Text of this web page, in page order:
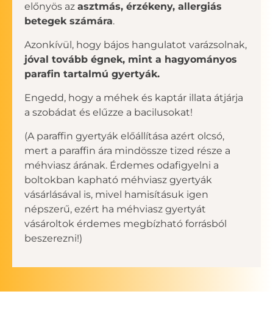
előnyös az asztmás, érzékeny, allergiás
betegek számára.
Azonkívül, hogy bájos hangulatot varázsolnak,
jóval tovább égnek, mint a hagyományos
parafin tartalmú gyertyák.
Engedd, hogy a méhek és kaptár illata átjárja
a szobádat és elűzze a bacilusokat!
(A paraffin gyertyák előállítása azért olcsó,
mert a paraffin ára mindössze tized része a
méhviasz árának. Érdemes odafigyelni a
boltokban kapható méhviasz gyertyák
vásárlásával is, mivel hamisításuk igen
népszerű, ezért ha méhviasz gyertyát
vásároltok érdemes megbízható forrásból
beszerezni!)